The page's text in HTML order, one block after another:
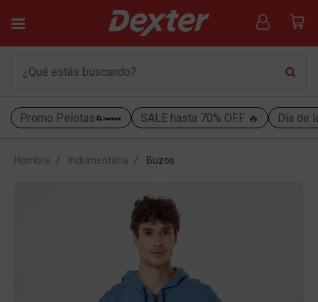
Promo Pelotas SALE hasta 70% OFF 🔥 Día de
Hombre Indumentaria Buzos